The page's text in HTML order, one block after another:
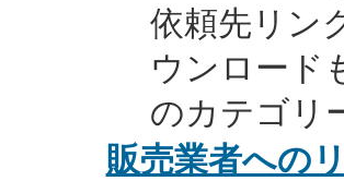
依頼先リン
ウンロード
のカテゴリ
販売業者への